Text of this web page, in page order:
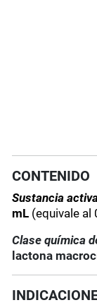
CONTENIDO
Sustancia
mL (equivale al
Clase química
lactona